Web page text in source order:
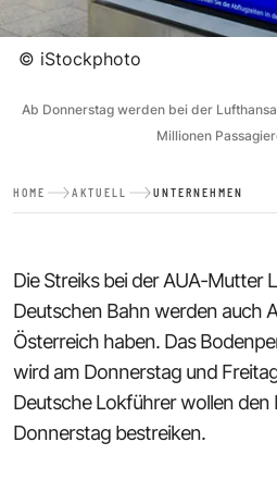
© iStockphoto
Ab Donnerstag werden bei der
Millionen
HOME AKTUELL UNTERNEHMEN
Die Streiks bei der AUA-Mutter
Deutschen Bahn werden auch
Österreich haben. Das
wird am Donnerstag und
Deutsche Lokführer wollen den
Donnerstag bestreiken.